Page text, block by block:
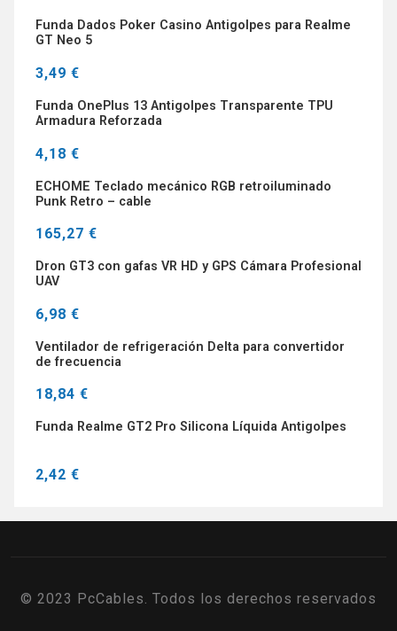
Funda Dados Poker Casino Antigolpes para Realme
GT Neo 5
3,49 €
Funda OnePlus 13 Antigolpes Transparente TPU
Armadura Reforzada
4,18 €
ECHOME Teclado mecánico RGB retroiluminado
Punk Retro – cable
165,27 €
Dron GT3 con gafas VR HD y GPS Cámara Profesional
UAV
6,98 €
Ventilador de refrigeración Delta para convertidor
de frecuencia
18,84 €
Funda Realme GT2 Pro Silicona Líquida Antigolpes
2,42 €
© 2023 PcCables. Todos los derechos reservados